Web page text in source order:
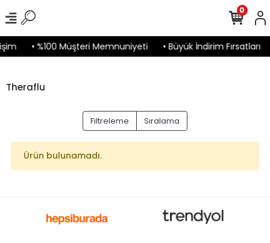
• %100 Müşteri Memnuniyeti • Büyük İndirim Fırsatları
0
Theraflu
Filtreleme Sıralama
Ürün bulunamadı.